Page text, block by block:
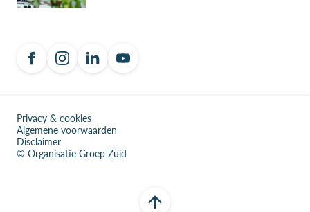
Privacy & cookies
Algemene voorwaarden
Disclaimer
© Organisatie Groep Zuid